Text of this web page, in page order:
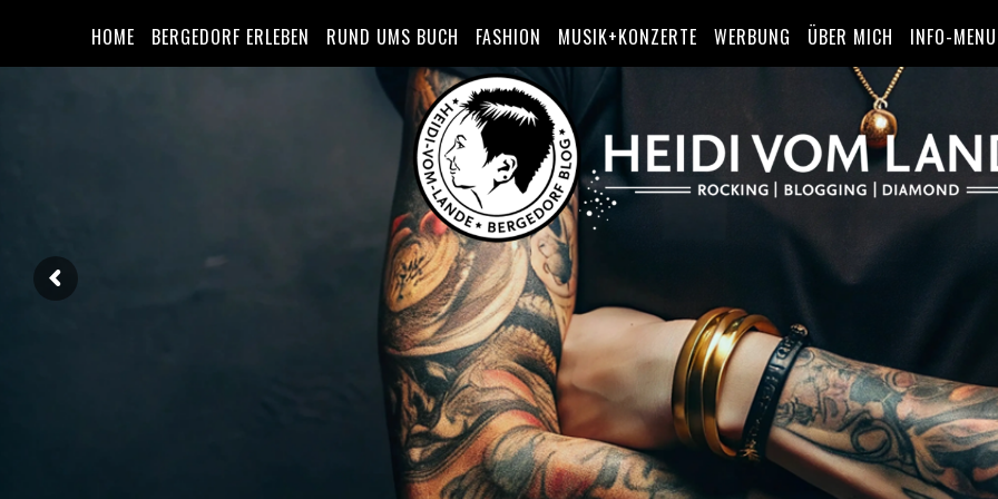
HOME BERGEDORF ERLEBEN RUND UMS BUCH FASHION MUSIK+KONZERTE WERBUNG ÜBER MICH INFO-